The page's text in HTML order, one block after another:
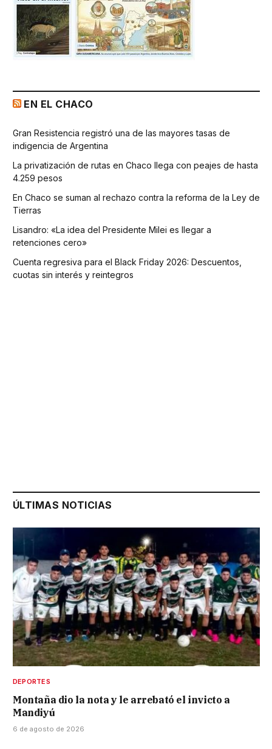
EN EL CHACO
Gran Resistencia registró una de las mayores tasas de
indigencia de Argentina
La privatización de rutas en Chaco llega con peajes de hasta
4.259 pesos
En Chaco se suman al rechazo contra la reforma de la Ley de
Tierras
Lisandro: «La idea del Presidente Milei es llegar a
retenciones cero»
Cuenta regresiva para el Black Friday 2026: Descuentos,
cuotas sin interés y reintegros
ÚLTIMAS NOTICIAS
DEPORTES
Montaña dio la nota y le arrebató el invicto a
Mandiyú
6 de agosto de 2026